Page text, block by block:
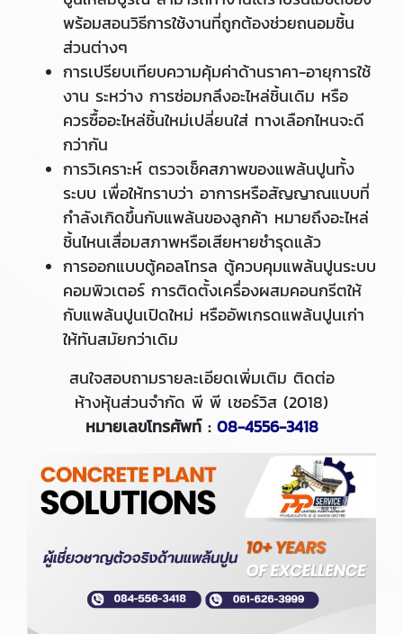
พร้อมสอนวิธีการใช้งานที่ถูกต้องช่วยถนอมชิ้น
ส่วนต่างๆ
การเปรียบเทียบความคุ้มค่าด้านราคา-อายุการใช้
งาน ระหว่าง การซ่อมกลึงอะไหล่ชิ้นเดิม หรือ
ควรซื้ออะไหล่ชิ้นใหม่เปลี่ยนใส่ ทางเลือกไหนจะดี
กว่ากัน
การวิเคราะห์ ตรวจเช็คสภาพของแพล้นปูนทั้ง
ระบบ เพื่อให้ทราบว่า อาการหรือสัญญาณแบบที่
กำลังเกิดขึ้นกับแพล้นของลูกค้า หมายถึงอะไหล่
ชิ้นไหนเสื่อมสภาพหรือเสียหายชำรุดแล้ว
การออกแบบตู้คอลโทรล ตู้ควบคุมแพล้นปูนระบบ
คอมพิวเตอร์ การติดตั้งเครื่องผสมคอนกรีตให้
กับแพล้นปูนเปิดใหม่ หรืออัพเกรดแพล้นปูนเก่า
ให้ทันสมัยกว่าเดิม
สนใจสอบถามรายละเอียดเพิ่มเติม ติดต่อ
ห้างหุ้นส่วนจำกัด พี พี เซอร์วิส (2018)
หมายเลขโทรศัพท์ : 08-4556-3418